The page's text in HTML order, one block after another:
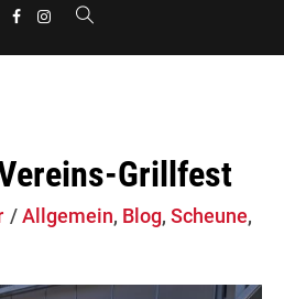
Grillfest
Allgemein, Blog, Scheune,